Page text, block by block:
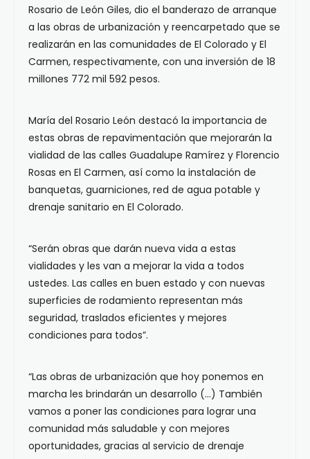
Rosario de León Giles, dio el banderazo de arranque
a las obras de urbanización y reencarpetado que se
realizarán en las comunidades de El Colorado y El
Carmen, respectivamente, con una inversión de 18
millones 772 mil 592 pesos.
María del Rosario León destacó la importancia de
estas obras de repavimentación que mejorarán la
vialidad de las calles Guadalupe Ramírez y Florencio
Rosas en El Carmen, así como la instalación de
banquetas, guarniciones, red de agua potable y
drenaje sanitario en El Colorado.
“Serán obras que darán nueva vida a estas
vialidades y les van a mejorar la vida a todos
ustedes. Las calles en buen estado y con nuevas
superficies de rodamiento representan más
seguridad, traslados eficientes y mejores
condiciones para todos”.
“Las obras de urbanización que hoy ponemos en
marcha les brindarán un desarrollo (…) También
vamos a poner las condiciones para lograr una
comunidad más saludable y con mejores
oportunidades, gracias al servicio de drenaje